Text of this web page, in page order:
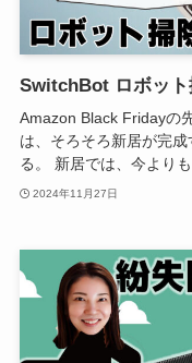
SwitchBot ロボッ
Amazon Black Fridayの
は、そろそろ新居が完
る。 新居では、今より
2024年11月27日